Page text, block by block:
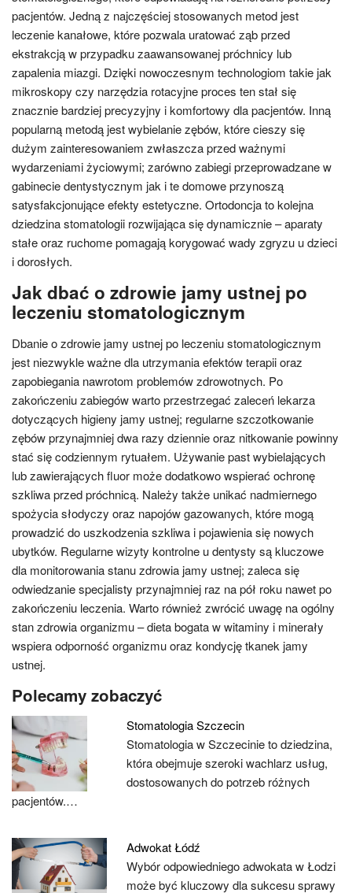
pacjentów. Jedną z najczęściej stosowanych metod jest
leczenie kanałowe, które pozwala uratować ząb przed
ekstrakcją w przypadku zaawansowanej próchnicy lub
zapalenia miazgi. Dzięki nowoczesnym technologiom takie jak
mikroskopy czy narzędzia rotacyjne proces ten stał się
znacznie bardziej precyzyjny i komfortowy dla pacjentów. Inną
popularną metodą jest wybielanie zębów, które cieszy się
dużym zainteresowaniem zwłaszcza przed ważnymi
wydarzeniami życiowymi; zarówno zabiegi przeprowadzane w
gabinecie dentystycznym jak i te domowe przynoszą
satysfakcjonujące efekty estetyczne. Ortodoncja to kolejna
dziedzina stomatologii rozwijająca się dynamicznie – aparaty
stałe oraz ruchome pomagają korygować wady zgryzu u dzieci
i dorosłych.
Jak dbać o zdrowie jamy ustnej po
leczeniu stomatologicznym
Dbanie o zdrowie jamy ustnej po leczeniu stomatologicznym
jest niezwykle ważne dla utrzymania efektów terapii oraz
zapobiegania nawrotom problemów zdrowotnych. Po
zakończeniu zabiegów warto przestrzegać zaleceń lekarza
dotyczących higieny jamy ustnej; regularne szczotkowanie
zębów przynajmniej dwa razy dziennie oraz nitkowanie powinny
stać się codziennym rytuałem. Używanie past wybielających
lub zawierających fluor może dodatkowo wspierać ochronę
szkliwa przed próchnicą. Należy także unikać nadmiernego
spożycia słodyczy oraz napojów gazowanych, które mogą
prowadzić do uszkodzenia szkliwa i pojawienia się nowych
ubytków. Regularne wizyty kontrolne u dentysty są kluczowe
dla monitorowania stanu zdrowia jamy ustnej; zaleca się
odwiedzanie specjalisty przynajmniej raz na pół roku nawet po
zakończeniu leczenia. Warto również zwrócić uwagę na ogólny
stan zdrowia organizmu – dieta bogata w witaminy i minerały
wspiera odporność organizmu oraz kondycję tkanek jamy
ustnej.
Polecamy zobaczyć
Stomatologia Szczecin
Stomatologia w Szczecinie to dziedzina,
która obejmuje szeroki wachlarz usług,
dostosowanych do potrzeb różnych
pacjentów.…
Adwokat Łódź
Wybór odpowiedniego adwokata w Łodzi
może być kluczowy dla sukcesu sprawy